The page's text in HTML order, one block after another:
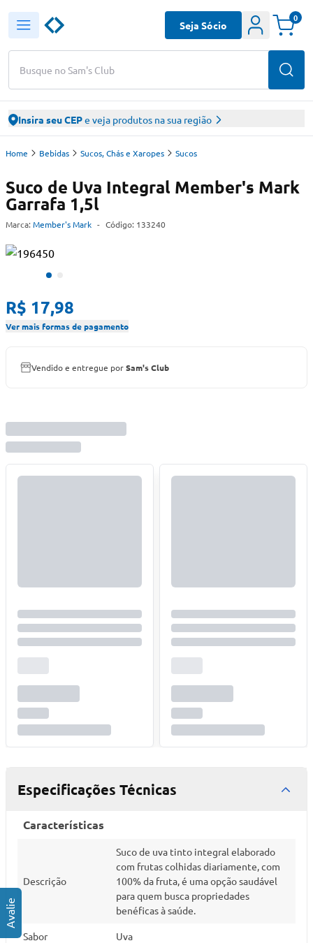
Busque no Sam's Club
Seja Sócio
0
Insira seu CEPe veja produtos na sua região
Home Bebidas Sucos, Chás e Xaropes Sucos
Suco de Uva Integral Member's Mark
Garrafa 1,5l
Marca: Member's Mark - Código: 133240
R$ 17,98
Ver mais formas de pagamento
Vendido e entregue porSam's Club
Especificações Técnicas
Características
Descrição
Suco de uva tinto integral elaborado
com frutas colhidas diariamente, com
100% da fruta, é uma opção saudável
para quem busca propriedades
benéficas à saúde.
Sabor Uva